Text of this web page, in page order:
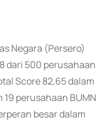
Negara (Persero)
dari 500 perusahaan
Score 82,65 dalam
perusahaan BUMN
besar dalam